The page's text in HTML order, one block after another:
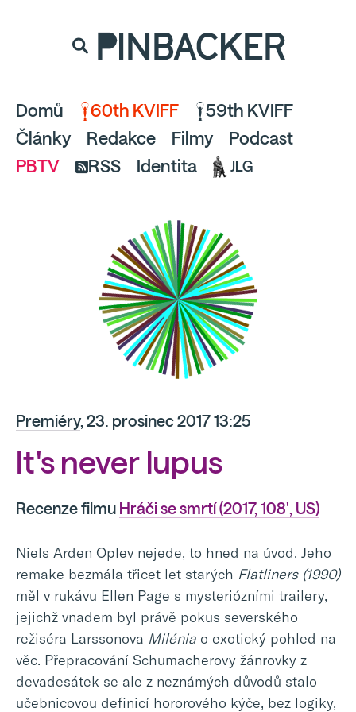
a pusťte se do čtení.
PINBACKER
Domů 60th KVIFF
59th KVIFF
Články
Redakce Filmy
Podcast
PBTV
RSS Identita JLG
Premiéry, 23. prosinec 2017 13:25
It's never lupus
Recenze filmu Hráči se smrtí (2017, 108', US)
Niels Arden Oplev nejede, to hned na úvod. Jeho
remake bezmála třicet let starých Flatliners (1990)
měl v rukávu Ellen Page s mysteriózními trailery,
jejichž vnadem byl právě pokus severského
režiséra Larssonova Milénia o exotický pohled na
věc. Přepracování Schumacherovy žánrovky z
devadesátek se ale z neznámých důvodů stalo
učebnicovou definicí hororového kýče, bez logiky,